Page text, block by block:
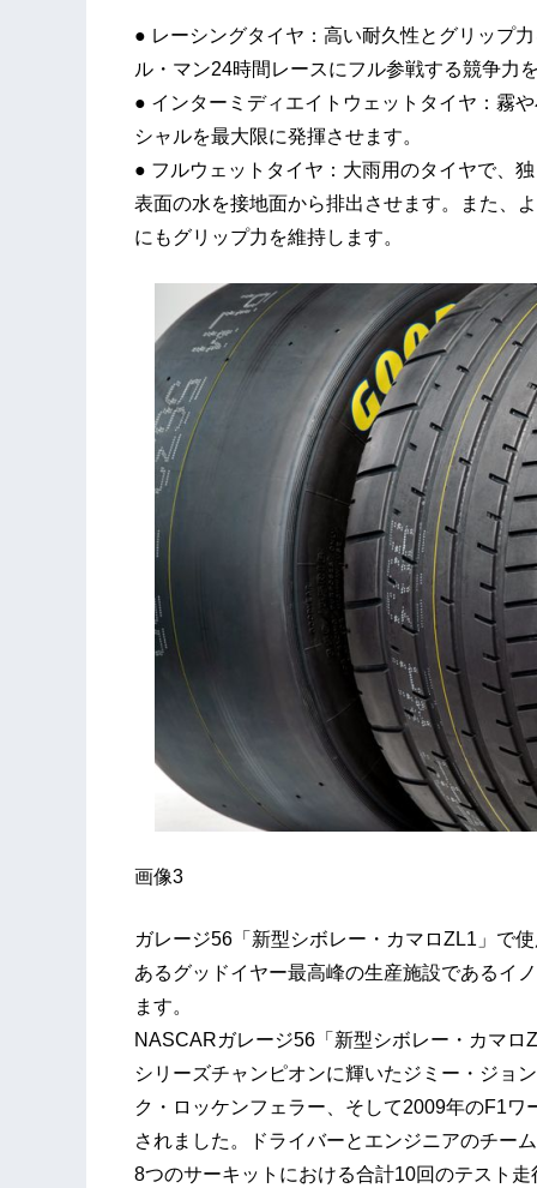
● レーシングタイヤ：高い耐久性とグリップ
ル・マン24時間レースにフル参戦する競争力
● インターミディエイトウェットタイヤ：霧
シャルを最大限に発揮させます。
● フルウェットタイヤ：大雨用のタイヤで、
表面の水を接地面から排出させます。また、
にもグリップ力を維持します。
画像3
ガレージ56「新型シボレー・カマロZL1」で
あるグッドイヤー最高峰の生産施設であるイ
ます。
NASCARガレージ56「新型シボレー・カマ
シリーズチャンピオンに輝いたジミー・ジョ
ク・ロッケンフェラー、そして2009年のF1
されました。ドライバーとエンジニアのチー
8つのサーキットにおける合計10回のテスト